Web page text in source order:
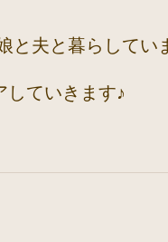
と夫と暮らしてい
していきます♪